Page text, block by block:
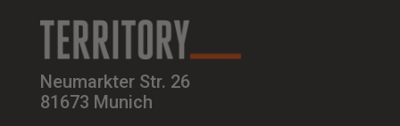
Neumarkter Str. 26
81673 Munich